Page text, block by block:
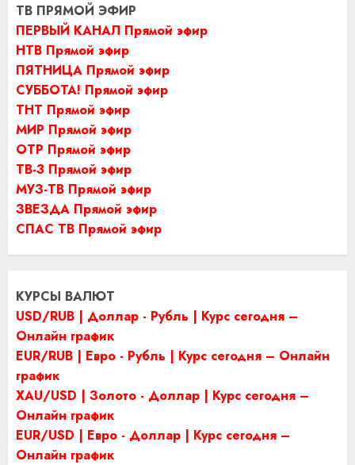
ТВ ПРЯМОЙ ЭФИР
ПЕРВЫЙ КАНАЛ Прямой эфир
НТВ Прямой эфир
ПЯТНИЦА Прямой эфир
СУББОТА! Прямой эфир
ТНТ Прямой эфир
МИР Прямой эфир
ОТР Прямой эфир
ТВ-3 Прямой эфир
МУЗ-ТВ Прямой эфир
ЗВЕЗДА Прямой эфир
СПАС ТВ Прямой эфир
КУРСЫ ВАЛЮТ
USD/RUB | Доллар - Рубль | Курс сегодня –
Онлайн график
EUR/RUB | Евро - Рубль | Курс сегодня – Онлайн
график
XAU/USD | Золото - Доллар | Курс сегодня –
Онлайн график
EUR/USD | Евро - Доллар | Курс сегодня –
Онлайн график